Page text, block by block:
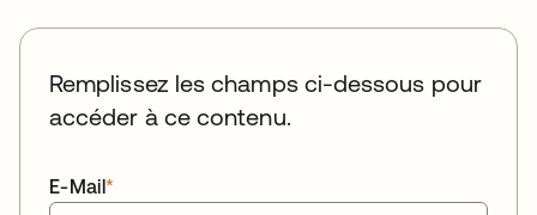
Remplissez les champs ci-dessous pour
accéder à ce contenu.
*
E-Mail